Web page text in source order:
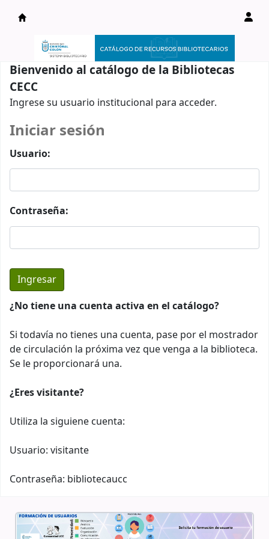
Catálogo en línea
Bienvenido al catálogo de la Bibliotecas
CECC
Ingrese su usuario institucional para acceder.
Iniciar sesión
Usuario:
Contraseña:
¿No tiene una cuenta activa en el catálogo?
Si todavía no tienes una cuenta, pase por el mostrador
de circulación la próxima vez que venga a la biblioteca.
Se le proporcionará una.
¿Eres visitante?
Utiliza la siguiene cuenta:
Usuario: visitante
Contraseña: bibliotecaucc